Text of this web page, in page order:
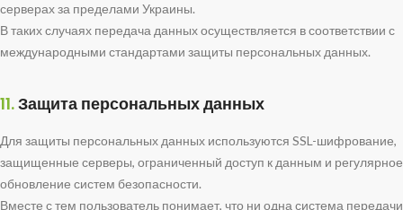
серверах за пределами Украины.
В таких случаях передача данных осуществляется в соответствии с
международными стандартами защиты персональных данных.
11.Защита персональных данных
Для защиты персональных данных используются SSL-шифрование,
защищенные серверы, ограниченный доступ к данным и регулярное
обновление систем безопасности.
Вместе с тем пользователь понимает, что ни одна система передачи